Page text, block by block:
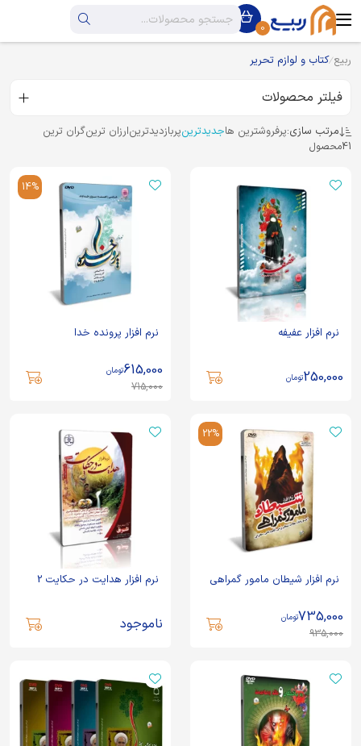
0
ربیع کتاب و لوازم تحریر
فیلتر محصولات
مرتب سازی:پرفروشترین هاجدیدترینپربازدیدترینارزان ترینگران ترین
41محصول
نرم افزار عفیفه
250,000تومان
14%
نرم افزار پرونده خدا
715,000
615,000تومان
22%
نرم افزار شیطان مامور گمراهی
935,000
735,000تومان
نرم افزار هدایت در حکایت 2
ناموجود